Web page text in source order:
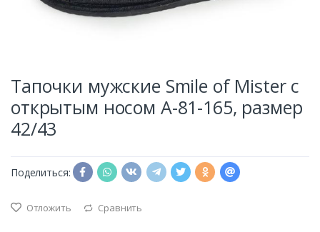
Тапочки мужские Smile of Mister с
открытым носом А-81-165, размер
42/43
Поделиться:
Отложить Сравнить